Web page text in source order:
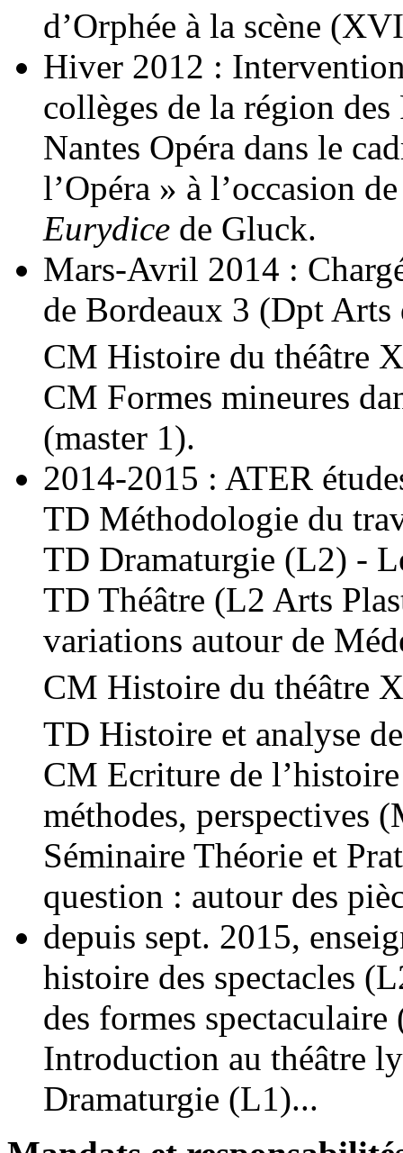
d’Orphée à la scène
Hiver 2012 :
collèges de la région
Nantes Opéra dans le
l’Opéra » à l’occasion
Eurydice de Gluck.
Mars-Avril 2014 :
de Bordeaux 3 (Dpt Arts
CM Histoire du théâtre
CM Formes mineures
(master 1).
2014-2015 : ATER
TD Méthodologie du
TD Dramaturgie (L2) -
TD Théâtre (L2 Arts
variations autour de
CM Histoire du théâtre
TD Histoire et analyse
CM Ecriture de
méthodes, perspectives
Séminaire Théorie et
question : autour des
depuis sept. 2015,
histoire des spectacles
des formes
Introduction au théâtre
Dramaturgie (L1)...